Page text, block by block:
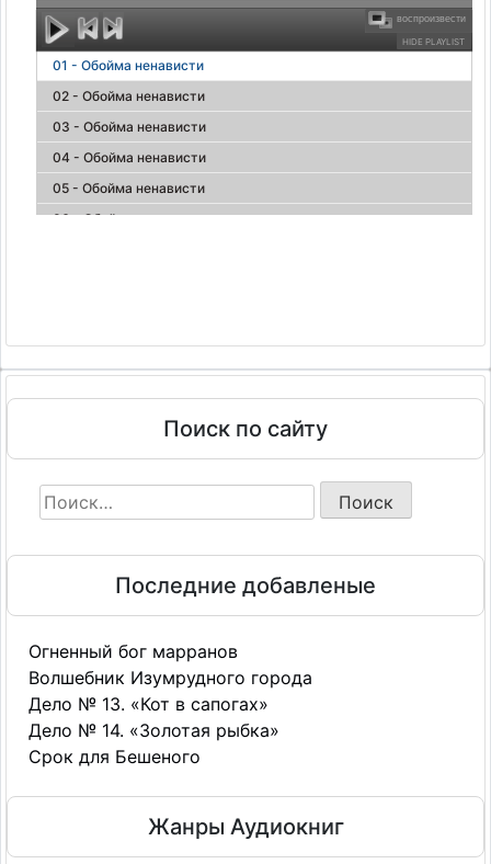
HIDE PLAYLIST
воспроизвести
01 - Обойма ненависти
02 - Обойма ненависти
03 - Обойма ненависти
04 - Обойма ненависти
05 - Обойма ненависти
06 - Обойма ненависти
10 - Обойма ненависти
11 - Обойма ненависти
12 - Обойма ненависти
13 - Обойма ненависти
14 - Обойма ненависти
15 - Обойма ненависти
17 - Обойма ненависти
18 - Обойма ненависти
19 - Обойма ненависти
20 - Обойма ненависти
21 - Обойма ненависти
22 - Обойма ненависти
23 - Обойма ненависти
24 - Обойма ненависти
Поиск по сайту
Найти:
Последние добавленые
Огненный бог марранов
Волшебник Изумрудного города
Дело № 13. «Кот в сапогах»
Дело № 14. «Золотая рыбка»
Срок для Бешеного
Жанры Аудиокниг